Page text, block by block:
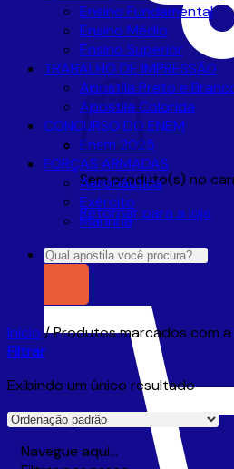
Sem produto(s) no
Retornar para a loja
Ensino Fundamental
Ensino Médio
Ensino Superior
TRABALHO DE IMPRESSÃO
Apostila Preto e
Apostila Colorida
CONCURSO DO ENEM
Enem 2025
FORÇAS ARMADAS
Aeronáutica
Exército
Marinha
Pesquisar
Início /Produtos marcados com a
Filtrar
Exibindo um único resultado
Navegue aqui…